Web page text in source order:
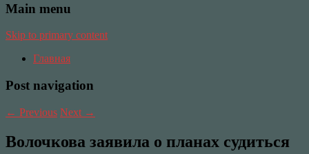
Main menu
Skip to primary content
Главная
Post navigation
← Previous Next →
Волочкова заявила о планах судиться